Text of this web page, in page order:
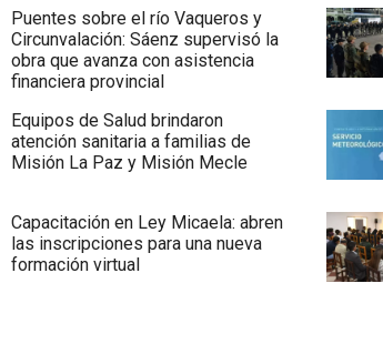
Puentes sobre el río Vaqueros y
Circunvalación: Sáenz supervisó la
obra que avanza con asistencia
financiera provincial
Equipos de Salud brindaron
atención sanitaria a familias de
Misión La Paz y Misión Mecle
Capacitación en Ley Micaela: abren
las inscripciones para una nueva
formación virtual